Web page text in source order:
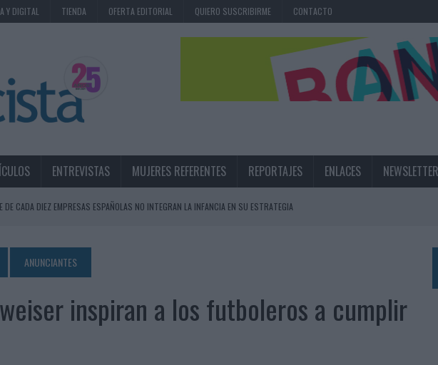
Y DIGITAL TIENDA OFERTA EDITORIAL QUIERO SUSCRIBIRME CONTACTO
ENTREVISTAS MUJERES REFERENTES REPORTAJES ENLACES NEWSLETTER
DE CADA DIEZ EMPRESAS ESPAÑOLAS NO INTEGRAN LA INFANCIA EN SU ESTRATEGIA
ALCANZA YA AL 62% DE LOS ESPAÑOLES
BASTONI COMO NUEVA DIRECTORA COMERCIAL GLOBAL
UNA COLECCIÓN PERSONALIZABLE INSPIRADA EN CORNETTO, CALIPPO Y SOLERO
LISTÓN DE LA CREATIVIDAD
ANUNCIANTES
inspiran a los futboleros a cumplir